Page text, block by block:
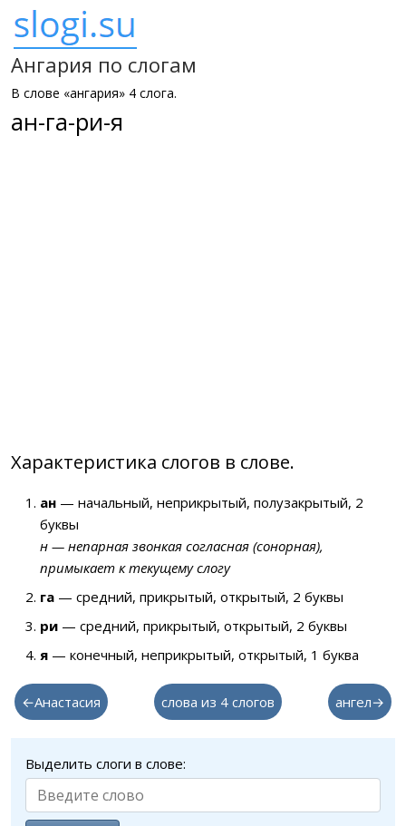
Ангария по слогам
В слове «ангария» 4 слога.
ан-га-ри-я
Характеристика слогов в слове.
ан — начальный, неприкрытый, полузакрытый, 2
буквы
н — непарная звонкая согласная (сонорная),
примыкает к текущему слогу
га — средний, прикрытый, открытый, 2 буквы
ри — средний, прикрытый, открытый, 2 буквы
я — конечный, неприкрытый, открытый, 1 буква
←Анастасия слова из 4 слогов ангел→
Выделить слоги в слове: